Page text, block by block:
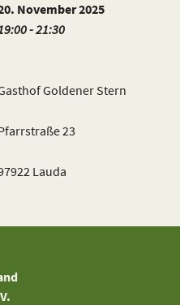
November 2025
- 21:30
Goldener Stern
23
Lauda